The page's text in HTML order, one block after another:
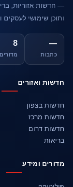
— חדשות אזוריות,
ותוכן שימושי לעסקים
—
כתבות
8
מדורים
חדשות ואזורים
חדשות בצפון
חדשות מרכז
חדשות דרום
בריאות
מדורים ומידע